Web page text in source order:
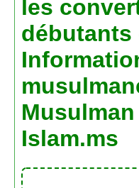
les
débutants
Islam.ms